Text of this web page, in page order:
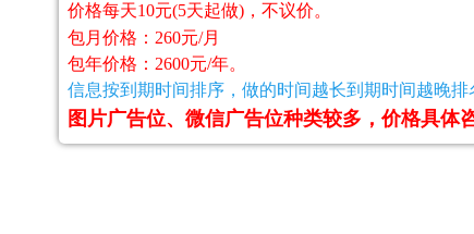
价格每天10元(5天起做)，不议价。
包月价格：260元/月
包年价格：2600元/年。
信息按到期时间排序，做的时间越长到期时间越晚排
图片广告位、微信广告位种类较多，价格具体咨